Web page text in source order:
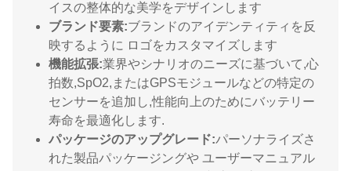
イスの整体的な美学をデザインします
ブランド要素:ブランドのアイデンティティを反
映するように ロゴをカスタマイズします
機能拡張:業界やシナリオのニーズに基づいて,心
拍数,SpO2,またはGPSモジュールなどの特定の
センサーを追加し,性能向上のためにバッテリー
寿命を最適化します.
パッケージのアップグレード:パーソナライズさ
れた製品パッケージングや ユーザーマニュアル